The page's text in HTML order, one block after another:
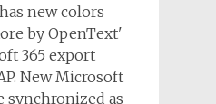
new colors
by OpenText'
365 export
New Microsoft
synchronized as